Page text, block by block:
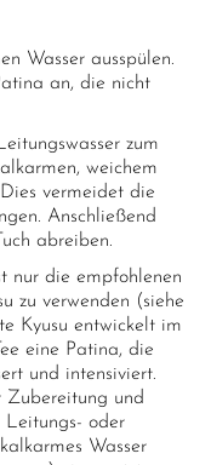
Wasser ausspülen.
an, die nicht
zum
weichem
vermeidet die
Anschließend
abreiben.
nur die empfohlenen
zu verwenden (siehe
Kyusu entwickelt im
eine Patina, die
und intensiviert.
Zubereitung und
Leitungs- oder
Wasser